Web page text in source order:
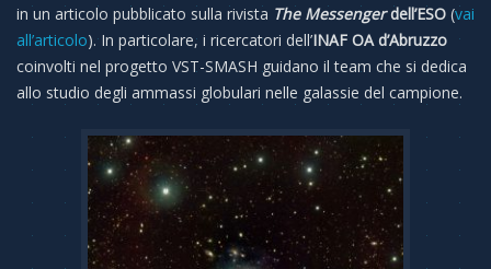
in un articolo pubblicato sulla rivista The Messengerdell’ESO (vai
all’articolo). In particolare, i ricercatori dell’INAF OA d’Abruzzo
coinvolti nel progetto VST-SMASH guidano il team che si dedica
allo studio degli ammassi globulari nelle galassie del campione.